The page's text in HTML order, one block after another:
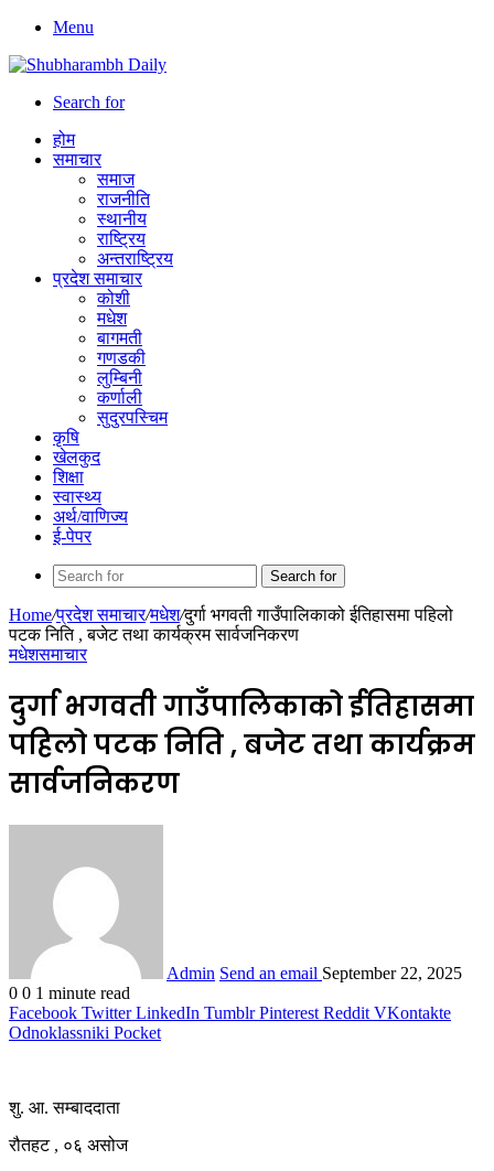
Menu
Search for
होम
समाचार
समाज
राजनीति
स्थानीय
राष्ट्रिय
अन्तराष्ट्रिय
प्रदेश समाचार
कोशी
मधेश
बागमती
गणडकी
लुम्बिनी
कर्णाली
सुदुरपस्चिम
कृषि
खेलकुद
शिक्षा
स्वास्थ्य
अर्थ/वाणिज्य
ई-पेपर
Search for
Home/प्रदेश समाचार/मधेश/दुर्गा भगवती गाउँपालिकाको ईतिहासमा पहिलो
पटक निति , बजेट तथा कार्यक्रम सार्वजनिकरण
मधेशसमाचार
दुर्गा भगवती गाउँपालिकाको ईतिहासमा
पहिलो पटक निति , बजेट तथा कार्यक्रम
सार्वजनिकरण
Admin Send an email September 22, 2025
0 0 1 minute read
Facebook Twitter LinkedIn Tumblr Pinterest Reddit VKontakte
Odnoklassniki Pocket
शु. आ. सम्बाददाता
रौतहट , ०६ असोज